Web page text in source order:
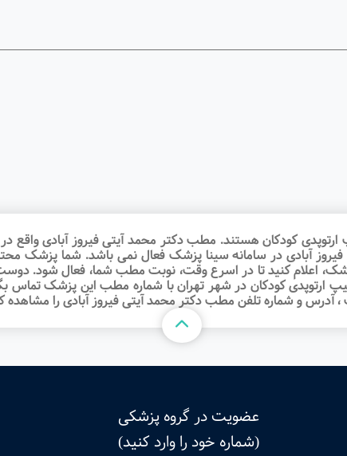
کودکان هستند. مطب دکتر محمد آیتی فیروز آبادی واقع
فیروز آبادی در سامانه سینا پزشک فعال نمی باشد. شما پزشک
اعلام کنید تا در اسرع وقت‌، نوبت مطب شما، فعال شود. دوست
ارتوپدی کودکان در شهر تهران با شماره مطب این پزشک تماس
آدرس و شماره تلفن مطب دکتر محمد آیتی فیروز آبادی را مشاهده
عضویت در گروه پزشکی
(شماره خود را وارد کنید)